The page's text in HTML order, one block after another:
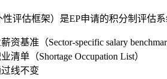
性评估框架）是EP申请的积分制评估
资基准（Sector-specific salary
清单（Shortage Occupation List）
线不变